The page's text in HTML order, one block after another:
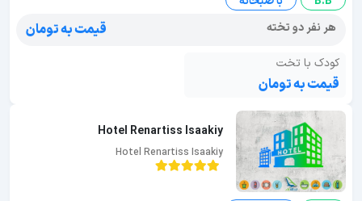
هر نفر دو تخته
قیمت به تومان
کودک با تخت
قیمت به تومان
Hotel Renartiss Isaakiy
Hotel Renartiss Isaakiy